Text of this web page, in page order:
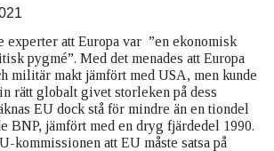
experter att Europa var ”en ekonomisk
pygmé”. Med det menades att Europa
militär makt jämfört med USA, men kunde
rätt globalt givet storleken på dess
EU dock stå för mindre än en tiondel
BNP, jämfört med en dryg fjärdedel 1990.
kommissionen att EU måste satsa på